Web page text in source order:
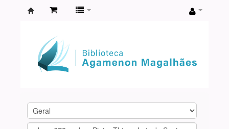
Agamenon
Magalhães